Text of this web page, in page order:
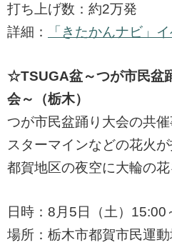
打ち上げ数：約2万発
詳細：
「きたかんナビ」
☆TSUGA盆～つが市民盆
会～（栃木）
つが市民盆踊り大会の共
スターマインなどの花火
都賀地区の夜空に大輪の花
日時：8月5日（土）15:00
場所：栃木市都賀市民運